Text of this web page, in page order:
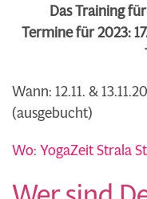
Das Training
Termine für 2023:
Wann: 12.11. &
(ausgebucht)
Wo: YogaZeit Strala